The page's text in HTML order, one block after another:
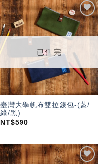
加入
「願
望輕
已售完
臺灣大學帆布雙拉鍊包-(藍/
綠/黑)
NT$590